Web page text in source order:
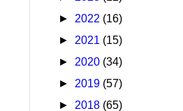
► 2022 (16)
► 2021 (15)
► 2020 (34)
► 2019 (57)
► 2018 (65)